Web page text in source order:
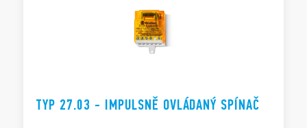
TYP 27.03 - IMPULSNĚ OVLÁDANÝ SPÍNAČ